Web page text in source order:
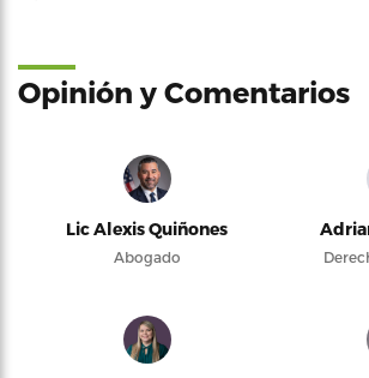
Opinión y Comentarios
Lic Alexis Quiñones
Abogado